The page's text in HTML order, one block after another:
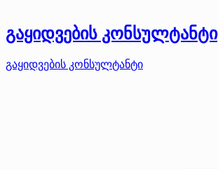
გაყიდვების კონსულტანტი
გაყიდვების კონსულტანტი